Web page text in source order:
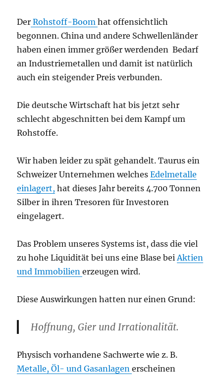
Der Rohstoff-Boomhat offensichtlich
begonnen. China und andere Schwellenländer
haben einen immer größer werdenden Bedarf
an Industriemetallen und damit ist natürlich
auch ein steigender Preis verbunden.
Die deutsche Wirtschaft hat bis jetzt sehr
schlecht abgeschnitten bei dem Kampf um
Rohstoffe.
Wir haben leider zu spät gehandelt. Taurus ein
Schweizer Unternehmen welchesEdelmetalle
einlagert, hat dieses Jahr bereits 4.700 Tonnen
Silber in ihren Tresoren für Investoren
eingelagert.
Das Problem unseres Systems ist, dass die viel
zu hohe Liquidität bei uns eine Blase beiAktien
und Immobilienerzeugen wird.
Diese Auswirkungen hatten nur einen Grund:
Hoffnung, Gier und Irrationalität.
Physisch vorhandene Sachwerte wie z. B.
Metalle, Öl- und Gasanlagenerscheinen